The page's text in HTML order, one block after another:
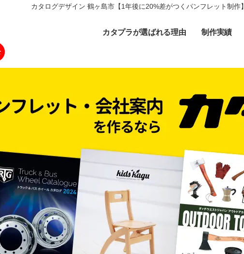
カタログデザイン 鶴ヶ島市【1年後に20%差がつくパンフレット制作】